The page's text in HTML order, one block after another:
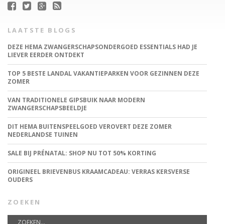
LAATSTE BLOGS
DEZE HEMA ZWANGERSCHAPSONDERGOED ESSENTIALS HAD JE
LIEVER EERDER ONTDEKT
TOP 5 BESTE LANDAL VAKANTIEPARKEN VOOR GEZINNEN DEZE
ZOMER
VAN TRADITIONELE GIPSBUIK NAAR MODERN
ZWANGERSCHAPSBEELDJE
DIT HEMA BUITENSPEELGOED VEROVERT DEZE ZOMER
NEDERLANDSE TUINEN
SALE BIJ PRÉNATAL: SHOP NU TOT 50% KORTING
ORIGINEEL BRIEVENBUS KRAAMCADEAU: VERRAS KERSVERSE
OUDERS
ZOEKEN